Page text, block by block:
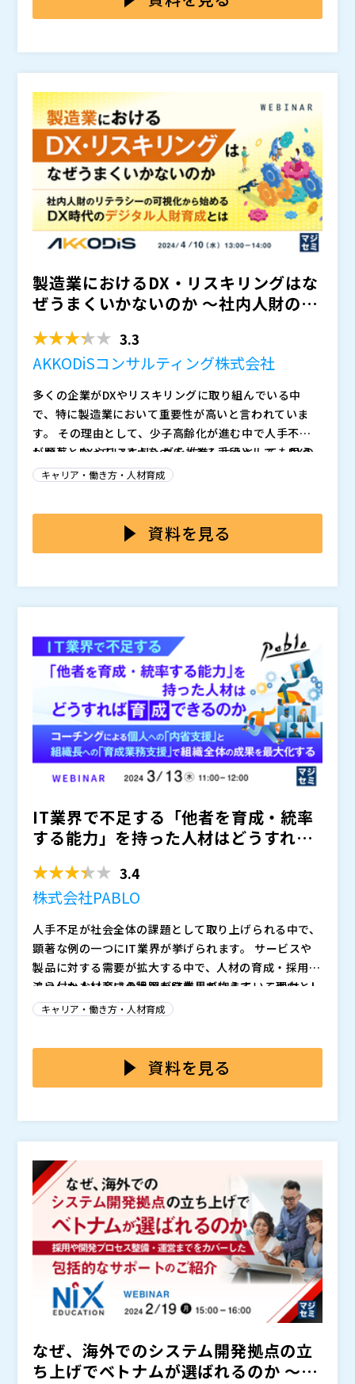
まう可能性があります。 ウェビナーの前半では、適正
たします。
トの運用を徹底解説いたします。 運用方法を紙やエク
者の負担が軽減できるだけでなく、人事担当者の工数も
大幅な削減を期待できます。 評価運用効率化のベスト
プラクティスとともに、具体的なシステムの活用方法も
ご紹介いたします。 人事管理部門の責任者様、ご担当
者様に特におすすめの内容です。
株式会社カオナビ（）
株式会社オープンソース活用研究所（） マジセミ株式
会社（） ※共催、協賛、協力、講演企業は将来的に追
加、削除される可能性があります。
製造業におけるDX・リスキリングはな
ぜうまくいかないのか ～社内人財のリ
3.3
AKKODiSコンサルティング株式会社
多くの企業がDXやリスキリングに取り組んでいる中
で、特に製造業において重要性が高いと言われていま
す。 その理由として、少子高齢化が進む中で人手不足
が顕著となっている点をカバーする手段として、 DXの
推進による生産性の向上や人員に代わる手段の獲得を目
な技術を使いこなす能力を習得することを推進し、 新
たな技術を最大限活用できる体制を構築するために推進
しかし、DXやリスキリングを推進しようとしても思う
ように進まず、結局挫折してしまうというケースも珍し
況に陥ってしまうことや、 推進を開始したものの、ゴ
ールやプロセスが不明確で成果が出ないといった事が挙
ーでは「ITリテラシーアセスメント」と「デジタルリテ
ラシー研修」を解説いたします。 ITリテラシーアセス
キルに対する不安の払拭、DX推進に向けたアクション
プランの明確化を行います。 そのうえで、豊富な研修
ことで人財の育成を行うことができます。 社内のDXや
リスキリングの推進を行いたいとお考えの方や、従業員
のスキルが把握できていないとお考えの方に特におすす
めの内容です。
株式会社オープンソース活用研究所（） マジセミ株式
会社（）
キャリア・働き方・人材育成
資料を見る
IT業界で不足する「他者を育成・統率
する能力」を持った人材はどうすれば
3.4
株式会社PABLO
人手不足が社会全体の課題として取り上げられる中で、
顕著な例の一つにIT業界が挙げられます。 サービスや
製品に対する需要が拡大する中で、人材の育成・採用が
追い付かないという状況が発生しています。 これは、I
T業界で働きたいと考える方の数の問題というよりも、
いると言えます。 そのため、未経験でIT業界で働き始
めた方も、スキルや文化についていけずに離職してしま
こうした人材育成の課題をIT業界が抱えている理由とし
て、IT業界における教育やマネジメントを行う人材の育
慮されることが多く、実務の延長線上で身に着けられる
部分もありますが、他者を育成、統率する能力や、ビジ
姿勢は実務の中では中々身に着けられないといった状況
が散見されます。 それにより、教育やマネジメントに
必要な要素が不足したまま、人材育成に携わり、行き詰
まってしまうといった事が起こり得るのです。
るための、法⼈向けビジネスコーチングについて解説い
たします。 大きな特長として、育成対象となるメンバ
ーチャーをアサインできる点、 あわせて、組織長への
「育成業務支援」として、組織長へのフィードバックを
行うことで、メンバーの育成を支援できる点が挙げられ
ます。 これらの特長により、一過性の学びで終わらせ
ず、「経験から常に学び続ける」人材育成を実現してい
くことで、組織の成果を最大化する支援を行っていきま
す。 社員の育成に課題を感じている方や、個人だけで
はなく組織としてのレベル向上を図りたいとお考えの方
に特におすすめの内容です。
株式会社オープンソース活用研究所（） マジセミ株式
会社（）
キャリア・働き方・人材育成
資料を見る
なぜ、海外でのシステム開発拠点の立
ち上げでベトナムが選ばれるのか ～採